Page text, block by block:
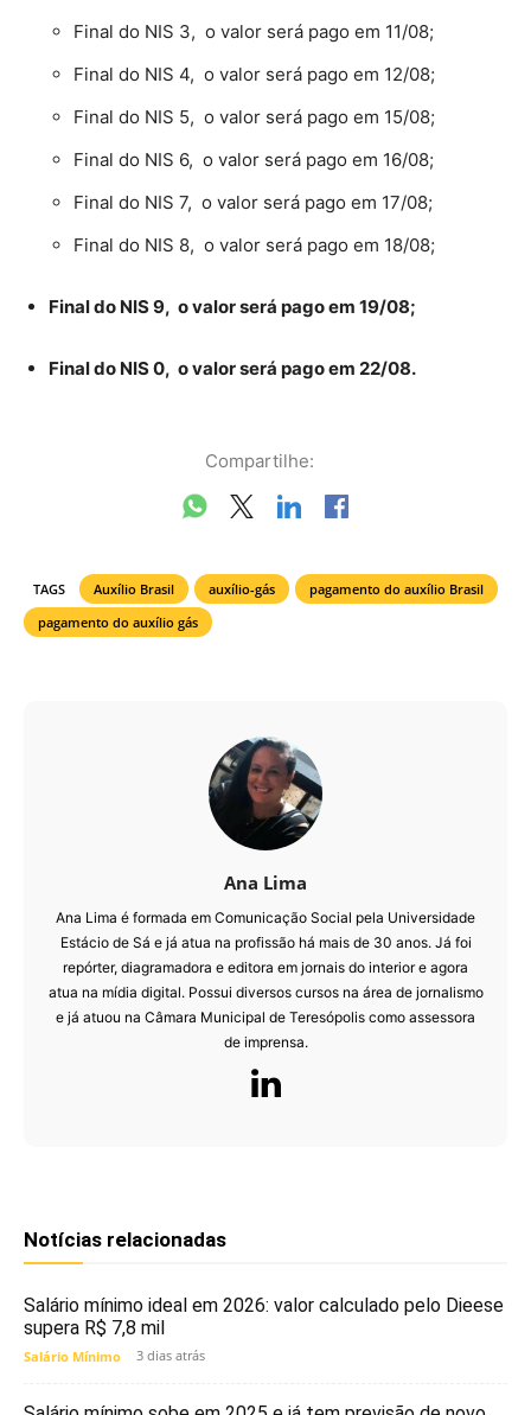
Final do NIS 3, o valor será pago em 11/08;
Final do NIS 4, o valor será pago em 12/08;
Final do NIS 5, o valor será pago em 15/08;
Final do NIS 6, o valor será pago em 16/08;
Final do NIS 7, o valor será pago em 17/08;
Final do NIS 8, o valor será pago em 18/08;
Final do NIS 9, o valor será pago em 19/08;
Final do NIS 0, o valor será pago em 22/08.
Compartilhe:
TAGS Auxílio Brasil auxílio-gás
pagamento do auxílio Brasil
pagamento do auxílio gás
Ana Lima
Ana Lima é formada em Comunicação Social pela Universidade
Estácio de Sá e já atua na profissão há mais de 30 anos. Já foi
repórter, diagramadora e editora em jornais do interior e agora
atua na mídia digital. Possui diversos cursos na área de jornalismo
e já atuou na Câmara Municipal de Teresópolis como assessora
de imprensa.
Notícias relacionadas
Salário mínimo ideal em 2026: valor calculado pelo Dieese
supera R$ 7,8 mil
Salário Mínimo 3 dias atrás